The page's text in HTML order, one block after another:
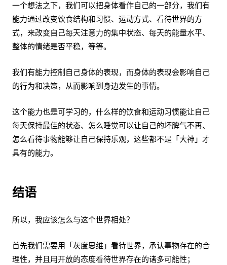
一个想法之下，我们可以把身体看作自己的一部分，我们有
能力通过改变饮食结构和习惯、运动方式、看待世界的方
式，来改变自己每天注意力的集中状态、每天的能量水平、
整体的情绪是否平稳，等等。
我们有能力控制自己身体的表现，而身体的表现会影响自己
的行为和决策，从而影响到身边发生的事情。
这个能力也是可学习的，什么样的饮食和运动习惯能让自己
每天保持最佳的状态、怎么睡觉可以让自己的坏脾气不再、
怎么看待事物能够让自己保持乐观，这些都不是「大神」才
具有的能力。
结语
所以，我应该怎么与这个世界相处？
首先我们需要用「灰度思维」看待世界，承认事物存在的合
理性，并且用开放的态度看待世界存在的诸多可能性；